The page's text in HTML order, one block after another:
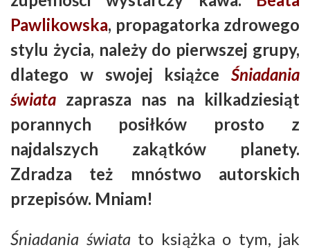
Pawlikowska, propagatorka zdrowego
stylu życia, należy do pierwszej grupy,
dlatego w swojej książce Śniadania
świata zaprasza nas na kilkadziesiąt
porannych posiłków prosto z
najdalszych zakątków planety.
Zdradza też mnóstwo autorskich
przepisów. Mniam!
Śniadania światato książka o tym, jak